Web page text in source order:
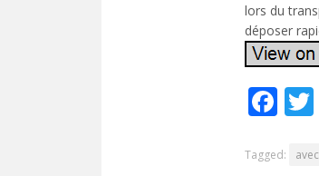
lors du
déposer
Tagged: avec